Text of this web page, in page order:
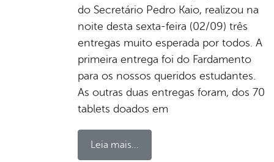
do Secretário Pedro Kaio, realizou na
noite desta sexta-feira (02/09) três
entregas muito esperada por todos. A
primeira entrega foi do Fardamento
para os nossos queridos estudantes.
As outras duas entregas foram, dos 70
tablets doados em
Leia mais...